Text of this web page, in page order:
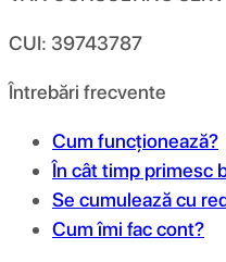
CUI: 39743787
Întrebări frecvente
Cum funcționează?
În cât timp primesc
Se cumulează cu
Cum îmi fac cont?